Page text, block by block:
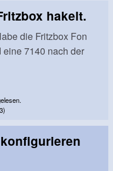
hakelt.
die Fritzbox Fon
7140 nach der